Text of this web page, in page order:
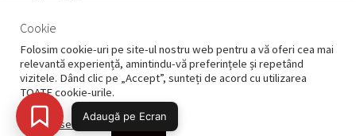
PROTECȚIA CONSUMATORILOR - A.N.P.C.
Copyright © 2020 Ryno's Restaurant - Sprijinit de Wordpress
Cookie
Folosim cookie-uri pe site-ul nostru web pentru a vă oferi cea mai
relevantă experiență, amintindu-vă preferințele și repetând
vizitele. Dând clic pe „Accept”, sunteți de acord cu utilizarea
TOATE cookie-urile.
Cookie settings ACCEPT
Meniu Rapid